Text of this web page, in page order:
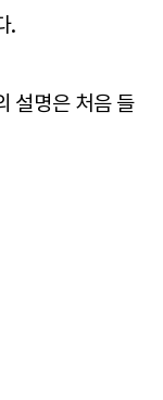
.
설명은 처음 들